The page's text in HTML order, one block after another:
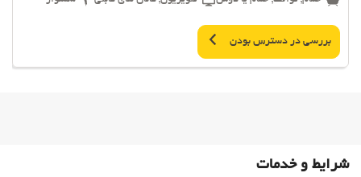
بررسی در دسترس بودن
شرایط و خدمات